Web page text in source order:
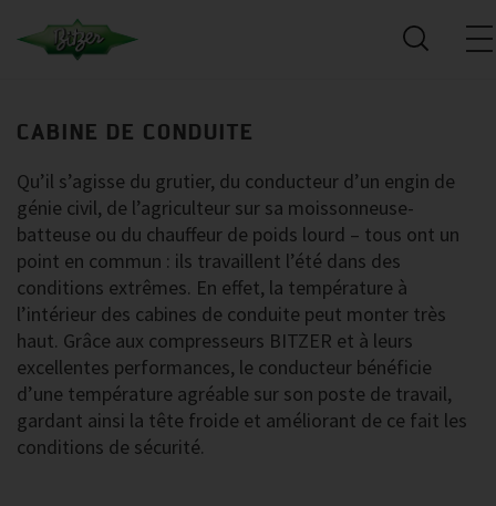
CABINE DE CONDUITE
Qu’il s’agisse du grutier, du conducteur d’un engin de
génie civil, de l’agriculteur sur sa moissonneuse-
batteuse ou du chauffeur de poids lourd – tous ont un
point en commun : ils travaillent l’été dans des
conditions extrêmes. En effet, la température à
l’intérieur des cabines de conduite peut monter très
haut. Grâce aux compresseurs BITZER et à leurs
excellentes performances, le conducteur bénéficie
d’une température agréable sur son poste de travail,
gardant ainsi la tête froide et améliorant de ce fait les
conditions de sécurité.